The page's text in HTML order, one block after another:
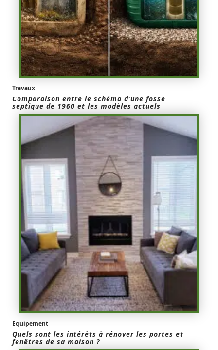
Travaux
Comparaison entre le schéma d’une fosse
septique de 1960 et les modèles actuels
Equipement
Quels sont les intérêts à rénover les portes et
fenêtres de sa maison ?